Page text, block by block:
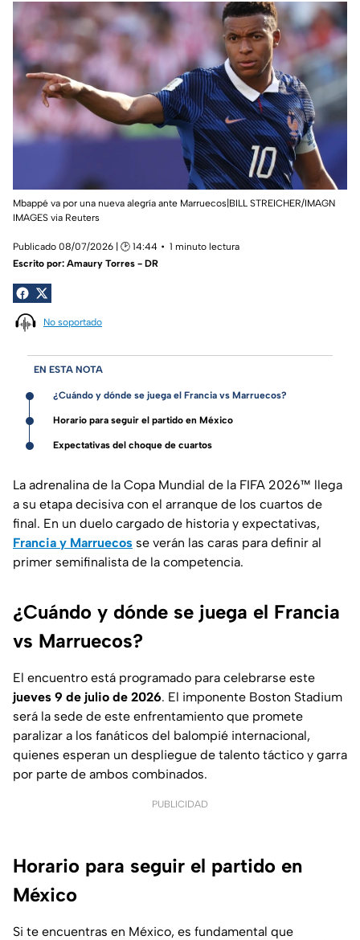
Mbappé va por una nueva alegría ante Marruecos|BILL STREICHER/IMAGN
IMAGES via Reuters
Publicado 08/07/2026 | 🕑 14:44
1 minuto lectura
Escrito por: Amaury Torres - DR
No soportado
EN ESTA NOTA
¿Cuándo y dónde se juega el Francia vs Marruecos?
Horario para seguir el partido en México
Expectativas del choque de cuartos
La adrenalina de la Copa Mundial de la FIFA 2026™ llega
a su etapa decisiva con el arranque de los cuartos de
final. En un duelo cargado de historia y expectativas,
Francia y Marruecos se verán las caras para definir al
primer semifinalista de la competencia.
¿Cuándo y dónde se juega el Francia
vs Marruecos?
El encuentro está programado para celebrarse este
jueves 9 de julio de 2026. El imponente Boston Stadium
será la sede de este enfrentamiento que promete
paralizar a los fanáticos del balompié internacional,
quienes esperan un despliegue de talento táctico y garra
por parte de ambos combinados.
PUBLICIDAD
Horario para seguir el partido en
México
Si te encuentras en México, es fundamental que